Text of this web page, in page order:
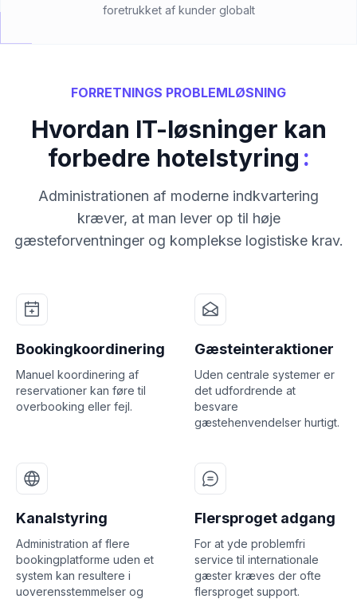
foretrukket af kunder globalt
FORRETNINGS PROBLEMLØSNING
Hvordan IT-løsninger kan
forbedre hotelstyring :
Administrationen af moderne indkvartering
kræver, at man lever op til høje
gæsteforventninger og komplekse logistiske krav.
Bookingkoordinering
Manuel koordinering af
reservationer kan føre til
overbooking eller fejl.
Gæsteinteraktioner
Uden centrale systemer er
det udfordrende at
besvare
gæstehenvendelser hurtigt.
Kanalstyring
Administration af flere
bookingplatforme uden et
system kan resultere i
uoverensstemmelser og
Flersproget adgang
For at yde problemfri
service til internationale
gæster kræves der ofte
flersproget support.